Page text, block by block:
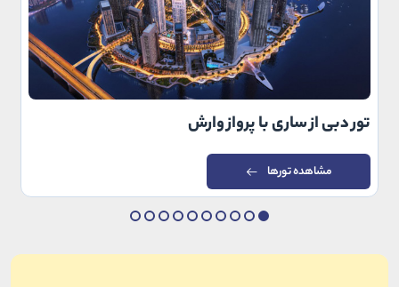
تور دبی از ساری با پرواز وارش
مشاهده تورها